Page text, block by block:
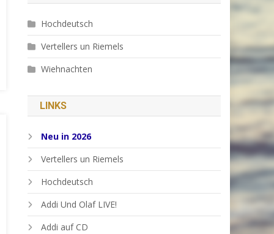
Hochdeutsch
Vertellers un Riemels
Wiehnachten
LINKS
Neu in 2026
Vertellers un Riemels
Hochdeutsch
Addi Und Olaf LIVE!
Addi auf CD